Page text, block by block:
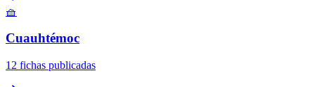
🧺
Cuauhtémoc
12 fichas publicadas